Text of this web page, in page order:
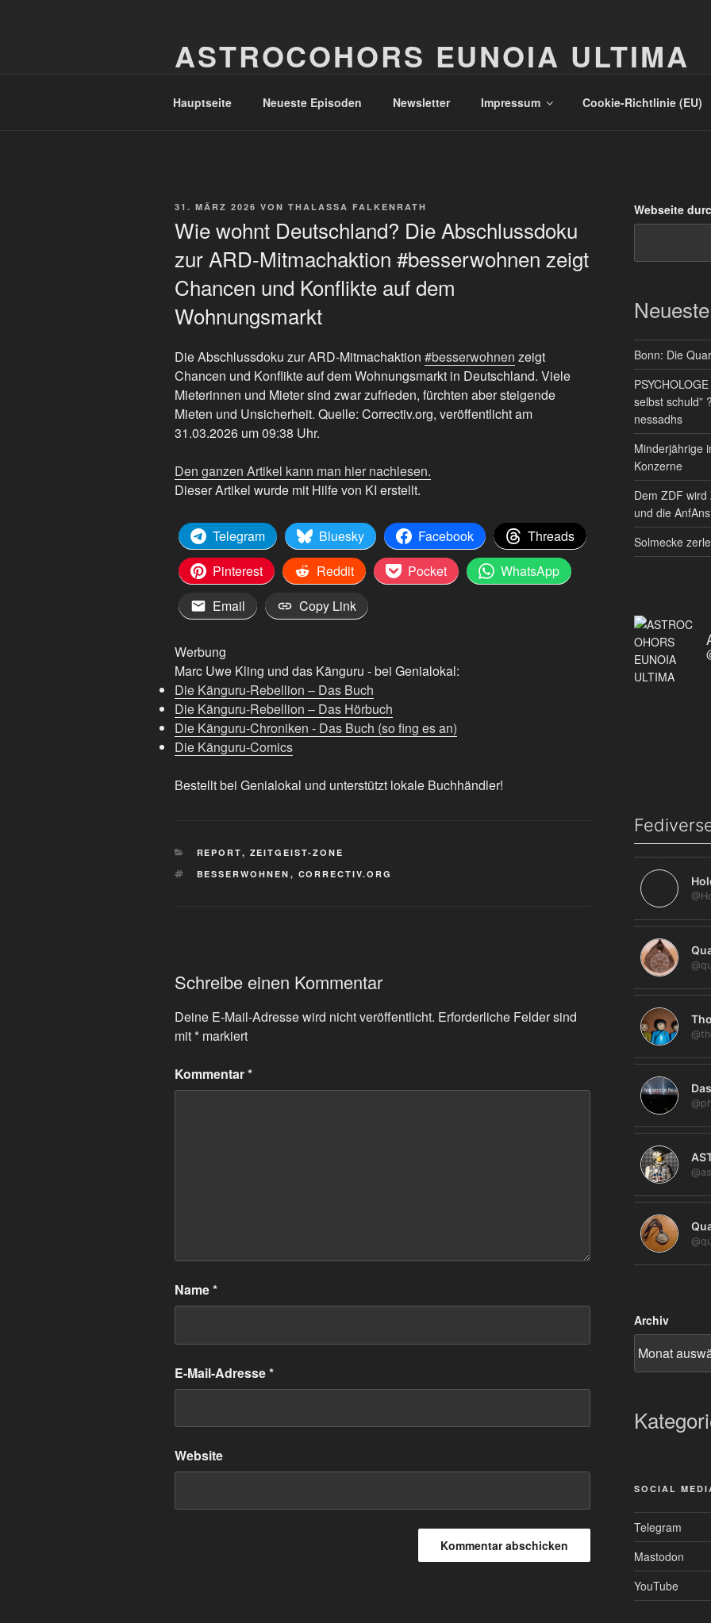
ASTROCOHORS EUNOIA ULTIMA
Hauptseite Neueste Episoden Newsletter Impressum Cookie-Richtlinie (EU)
VERÖFFENTLICHT
31. MÄRZ 2026 VON THALASSA FALKENRATH
Wie wohnt Deutschland? Die Abschlussdoku
zur ARD-Mitmachaktion #besserwohnen zeigt
Chancen und Konflikte auf dem
Wohnungsmarkt
Die Abschlussdoku zur ARD-Mitmachaktion #besserwohnen zeigt
Chancen und Konflikte auf dem Wohnungsmarkt in Deutschland. Viele
Mieterinnen und Mieter sind zwar zufrieden, fürchten aber steigende
Mieten und Unsicherheit. Quelle: Correctiv.org, veröffentlicht am
31.03.2026 um 09:38 Uhr.
Den ganzen Artikel kann man hier nachlesen.
Dieser Artikel wurde mit Hilfe von KI erstellt.
Telegram Bluesky Facebook
Threads
Pinterest
Reddit Pocket
WhatsApp
Email
Copy Link
Werbung
Marc Uwe Kling und das Känguru - bei Genialokal:
Die Känguru-Rebellion – Das Buch
Die Känguru-Rebellion – Das Hörbuch
Die Känguru-Chroniken - Das Buch (so fing es an)
Die Känguru-Comics
Bestellt bei Genialokal und unterstützt lokale Buchhändler!
KATEGORIEN
REPORT, ZEITGEIST-ZONE
SCHLAGWÖRTER
BESSERWOHNEN , CORRECTIV.ORG
Schreibe einen Kommentar
Deine E-Mail-Adresse wird nicht veröffentlicht. Erforderliche Felder sind
mit* markiert
Kommentar*
Name*
E-Mail-Adresse*
Website
Webseite
Bonn: Die
selbst schuld”
nessadhs
Minderjährige
Konzerne
Dem ZDF
und die
Solmecke
Archiv
SOCIAL
Telegram
Mastodon
YouTube